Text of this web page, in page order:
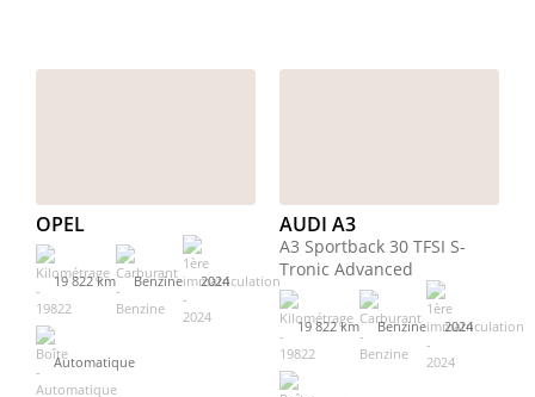
OPEL
19 822 km Benzine 2024
Automatique
AUDI A3
A3 Sportback 30 TFSI S-
Tronic Advanced
19 822 km Benzine 2024